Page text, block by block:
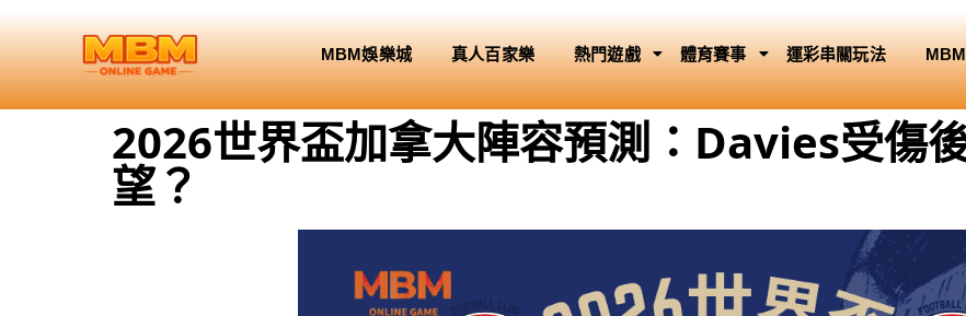
MBM娛樂城 真人百家樂 熱門遊戲 體育賽事 運彩串關玩法
2026世界盃加拿大陣容預測：Davies受傷
望？